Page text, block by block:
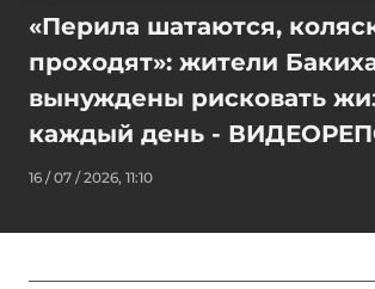
«Перила шатаются,
проходят»: жители
вынуждены рисковать
каждый день -
16 / 07 / 2026, 11:10